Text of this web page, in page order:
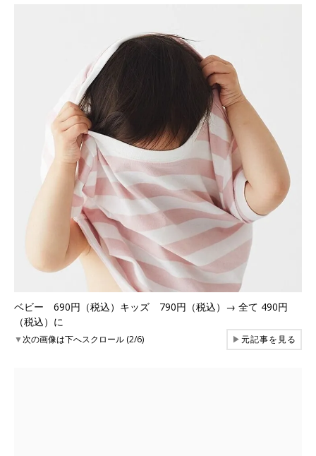
ベビー 690円（税込）キッズ 790円（税込）→ 全て 490円
（税込）に
▼次の画像は下へスクロール (2/6) ▶元記事を見る